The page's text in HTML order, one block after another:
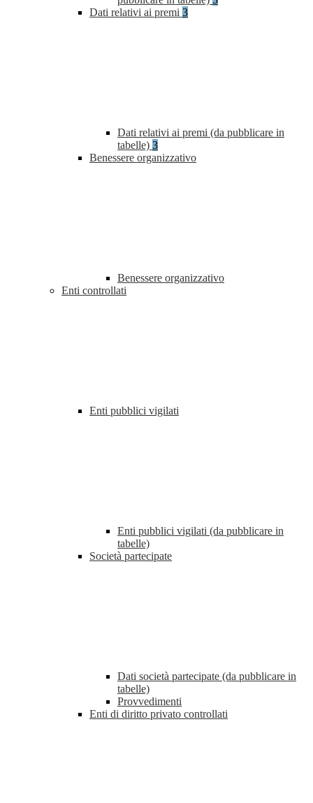
Dati relativi ai premi 3
Dati relativi ai premi (da pubblicare in
tabelle) 3
Benessere organizzativo
Benessere organizzativo
Enti controllati
Enti pubblici vigilati
Enti pubblici vigilati (da pubblicare in
tabelle)
Società partecipate
Dati società partecipate (da pubblicare in
tabelle)
Provvedimenti
Enti di diritto privato controllati